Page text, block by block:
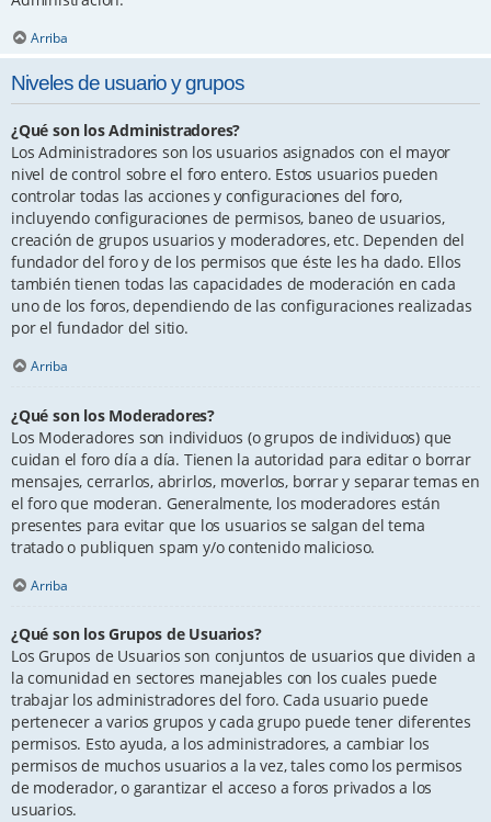
Arriba
Niveles de usuario y grupos
¿Qué son los Administradores?
Los Administradores son los usuarios asignados con el mayor
nivel de control sobre el foro entero. Estos usuarios pueden
controlar todas las acciones y configuraciones del foro,
incluyendo configuraciones de permisos, baneo de usuarios,
creación de grupos usuarios y moderadores, etc. Dependen del
fundador del foro y de los permisos que éste les ha dado. Ellos
también tienen todas las capacidades de moderación en cada
uno de los foros, dependiendo de las configuraciones realizadas
por el fundador del sitio.
Arriba
¿Qué son los Moderadores?
Los Moderadores son individuos (o grupos de individuos) que
cuidan el foro día a día. Tienen la autoridad para editar o borrar
mensajes, cerrarlos, abrirlos, moverlos, borrar y separar temas en
el foro que moderan. Generalmente, los moderadores están
presentes para evitar que los usuarios se salgan del tema
tratado o publiquen spam y/o contenido malicioso.
Arriba
¿Qué son los Grupos de Usuarios?
Los Grupos de Usuarios son conjuntos de usuarios que dividen a
la comunidad en sectores manejables con los cuales puede
trabajar los administradores del foro. Cada usuario puede
pertenecer a varios grupos y cada grupo puede tener diferentes
permisos. Esto ayuda, a los administradores, a cambiar los
permisos de muchos usuarios a la vez, tales como los permisos
de moderador, o garantizar el acceso a foros privados a los
usuarios.